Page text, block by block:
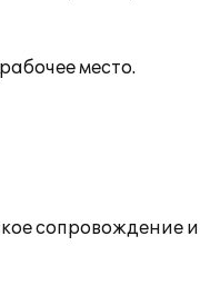
место.
сопровождение и